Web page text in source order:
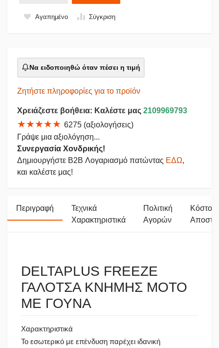
Αγαπημένο Σύγκριση
Να ειδοποιηθώ όταν πέσει η τιμή
Ζητήστε πληροφορίες για το προϊόν
Χρειάζεστε βοήθεια: Καλέστε μας 2109969793
★★★★★ 6275 (αξιολογήσεις)
Γράψε μια αξιολόγηση...
Συνεργασία Χονδρικής!
Δημιουργήστε B2B Λογαριασμό πατώντας ΕΔΩ,
και καλέστε μας!
Περιγραφή
Τεχνικά
Χαρακτηριστικά
Πολιτική
Αγορών
Κόστος
DELTAPLUS FREEZE
ΓΑΛΟΤΣΑ ΚΝΗΜΗΣ MOTO
ΜΕ ΓΟΥΝΑ
Χαρακτηριστικά
Το εσωτερικό με επένδυση παρέχει ιδανική